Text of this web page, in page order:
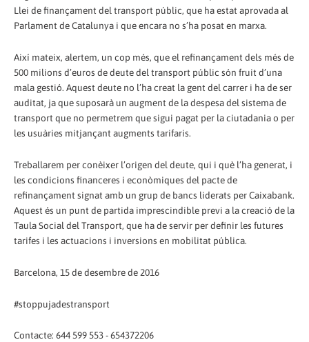
Llei de finançament del transport públic, que ha estat aprovada al
Parlament de Catalunya i que encara no s’ha posat en marxa.
Així mateix, alertem, un cop més, que el refinançament dels més de
500 milions d’euros de deute del transport públic són fruit d’una
mala gestió. Aquest deute no l’ha creat la gent del carrer i ha de ser
auditat, ja que suposarà un augment de la despesa del sistema de
transport que no permetrem que sigui pagat per la ciutadania o per
les usuàries mitjançant augments tarifaris.
Treballarem per conèixer l’origen del deute, qui i què l’ha generat, i
les condicions financeres i econòmiques del pacte de
refinançament signat amb un grup de bancs liderats per Caixabank.
Aquest és un punt de partida imprescindible previ a la creació de la
Taula Social del Transport, que ha de servir per definir les futures
tarifes i les actuacions i inversions en mobilitat pública.
Barcelona, 15 de desembre de 2016
#stoppujadestransport
Contacte: 644 599 553 - 654372206